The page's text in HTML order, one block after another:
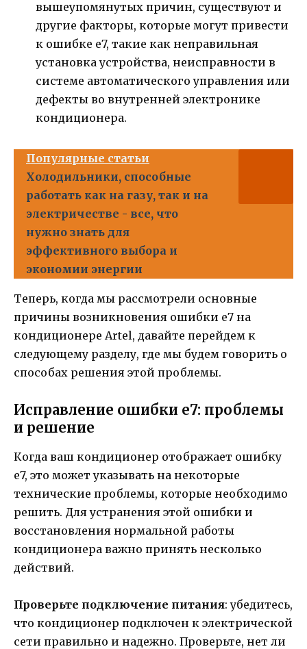
вышеупомянутых причин, существуют и
другие факторы, которые могут привести
к ошибке е7, такие как неправильная
установка устройства, неисправности в
системе автоматического управления или
дефекты во внутренней электронике
кондиционера.
Популярные статьи
Холодильники, способные
работать как на газу, так и на
электричестве - все, что
нужно знать для
эффективного выбора и
экономии энергии
Теперь, когда мы рассмотрели основные
причины возникновения ошибки е7 на
кондиционере Artel, давайте перейдем к
следующему разделу, где мы будем говорить о
способах решения этой проблемы.
Исправление ошибки е7: проблемы
и решение
Когда ваш кондиционер отображает ошибку
е7, это может указывать на некоторые
технические проблемы, которые необходимо
решить. Для устранения этой ошибки и
восстановления нормальной работы
кондиционера важно принять несколько
действий.
Проверьте подключение питания: убедитесь,
что кондиционер подключен к электрической
сети правильно и надежно. Проверьте, нет ли